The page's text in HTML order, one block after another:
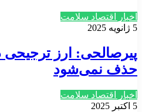
اخبار اقتصاد سلامت
5 ژانویه 2025
پیرصالحی: ارز ترجیحی
حذف نمی‌شود
اخبار اقتصاد سلامت
5 اکتبر 2025